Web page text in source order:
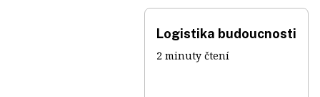
Logistika budoucnosti
2 minuty čtení